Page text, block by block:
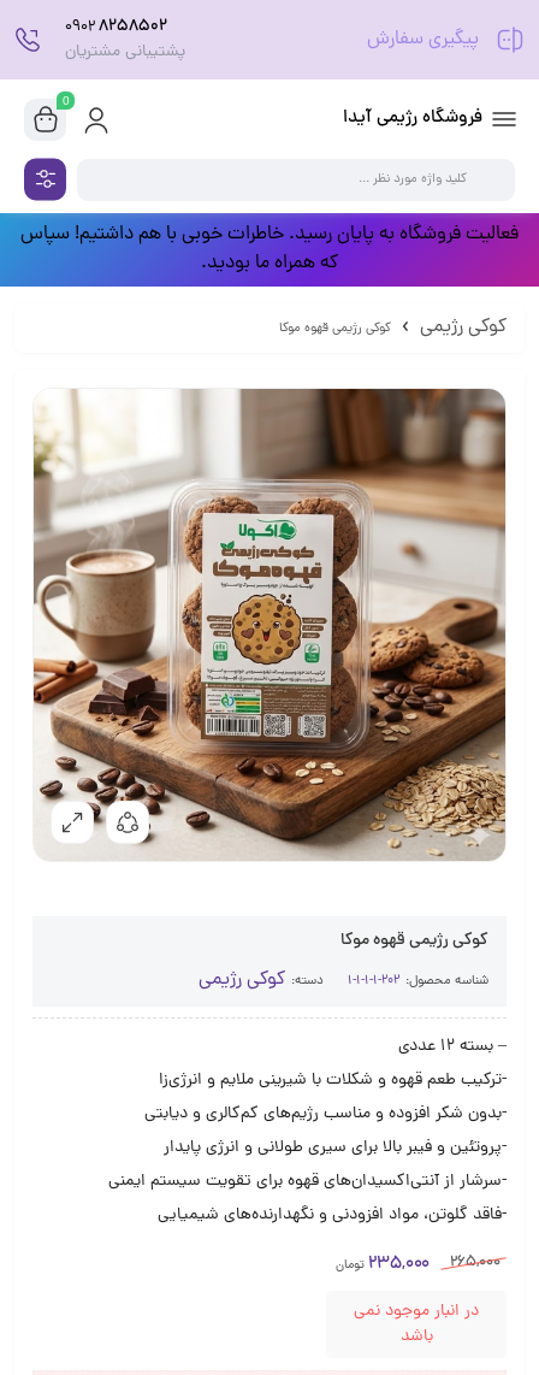
پیگیری سفارش 8258502
0902
پشتیبانی مشتریان
فروشگاه رژیمی آیدا
0
فعالیت فروشگاه به پایان رسید. خاطرات خوبی با هم داشتیم! سپاس
که همراه ما بودید.
کوکی رژیمی کوکی رژیمی قهوه موکا
کوکی رژیمی قهوه موکا
شناسه محصول: 202-1-1-1-1 دسته: کوکی رژیمی
– بسته 12 عددی
-ترکیب طعم قهوه و شکلات با شیرینی ملایم و انرژی‌زا
-بدون شکر افزوده و مناسب رژیم‌های کم‌کالری و دیابتی
-پروتئین و فیبر بالا برای سیری طولانی و انرژی پایدار
-سرشار از آنتی‌اکسیدان‌های قهوه برای تقویت سیستم ایمنی
-فاقد گلوتن، مواد افزودنی و نگهدارنده‌های شیمیایی
265,000
235,000 تومان
در انبار موجود نمی
باشد